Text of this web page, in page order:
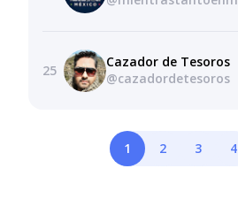
25
Cazador de Tesoros
@cazadordetesoros
1 2 3 4